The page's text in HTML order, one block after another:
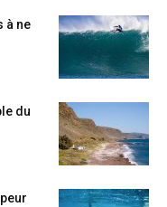
à ne
du